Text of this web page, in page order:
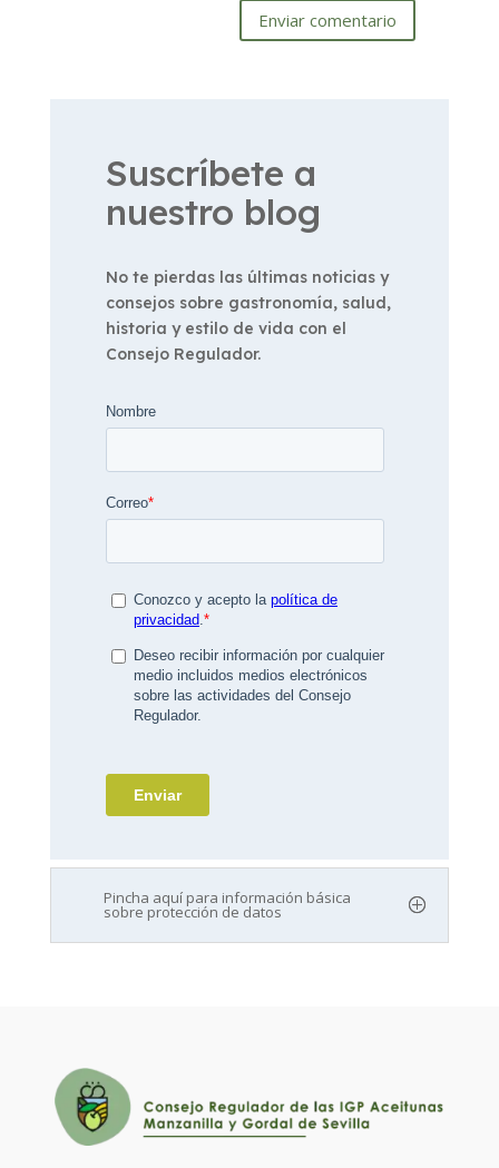
Enviar comentario
Suscríbete a
nuestro blog
No te pierdas las últimas noticias y
consejos sobre gastronomía, salud,
historia y estilo de vida con el
Consejo Regulador.
Pincha aquí para información básica
sobre protección de datos